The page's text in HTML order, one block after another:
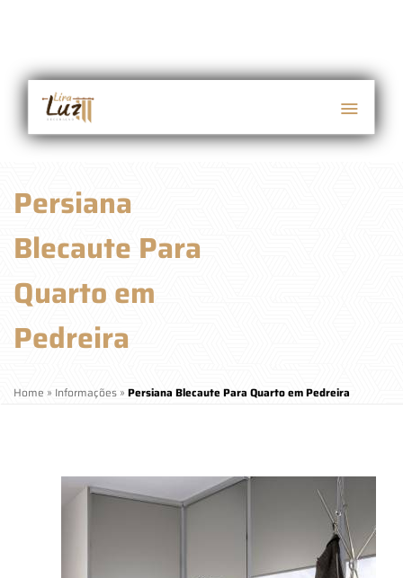
Persiana
Blecaute Para
Quarto em
Pedreira
Home » Informações » Persiana Blecaute Para Quarto em Pedreira